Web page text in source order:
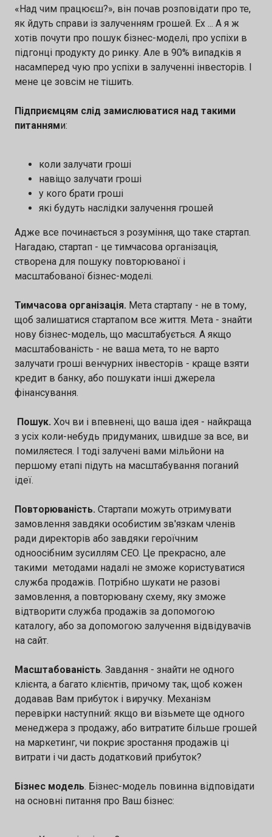
«Над чим працюєш?», він почав розповідати про те,
як йдуть справи із залученням грошей. Ех ... А я ж
хотів почути про пошук бізнес-моделі, про успіхи в
підгонці продукту до ринку. Але в 90% випадків я
насамперед чую про успіхи в залученні інвесторів. І
мене це зовсім не тішить.
Підприємцям слід замислюватися над такими
питаннями:
коли залучати гроші
навіщо залучати гроші
у кого брати гроші
які будуть наслідки залучення грошей
Адже все починається з розуміння, що таке стартап.
Нагадаю, стартап - це тимчасова організація,
створена для пошуку повторюваної і
масштабованої бізнес-моделі.
Тимчасова організація. Мета стартапу - не в тому,
щоб залишатися стартапом все життя. Мета - знайти
нову бізнес-модель, що масштабується. А якщо
масштабованість - не ваша мета, то не варто
залучати гроші венчурних інвесторів - краще взяти
кредит в банку, або пошукати інші джерела
фінансування.
Пошук. Хоч ви і впевнені, що ваша ідея - найкраща
з усіх коли-небудь придуманих, швидше за все, ви
помиляєтеся. І тоді залучені вами мільйони на
першому етапі підуть на масштабування поганий
ідеї.
Повторюваність. Стартапи можуть отримувати
замовлення завдяки особистим зв'язкам членів
ради директорів або завдяки героїчним
одноосібним зусиллям CEO. Це прекрасно, але
такими методами надалі не зможе користуватися
служба продажів. Потрібно шукати не разові
замовлення, а повторювану схему, яку зможе
відтворити служба продажів за допомогою
каталогу, або за допомогою залучення відвідувачів
на сайт.
Масштабованість. Завдання - знайти не одного
клієнта, а багато клієнтів, причому так, щоб кожен
додавав Вам прибуток і виручку. Механізм
перевірки наступний: якщо ви візьмете ще одного
менеджера з продажу, або витратите більше грошей
на маркетинг, чи покриє зростання продажів ці
витрати і чи дасть додатковий прибуток?
Бізнес модель. Бізнес-модель повинна відповідати
на основні питання про Ваш бізнес: